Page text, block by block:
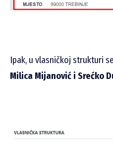
Ipak, u vlasničkoj strukturi
Milica Mijanović i Srećko